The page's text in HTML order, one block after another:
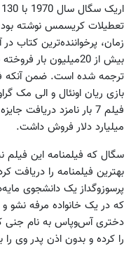
تعطیلات کریسمس نوشته
زمان، پرخواننده‌ترین کتاب
ترجمه شده است. ضمن آنکه
بازی ریان اونئال و الی مک
فیلم 7 بار نامزد
میلیارد دلار فروش داشت.
سگال که فیلمنامه این
بهترین فیلمنامه را
پرسوزو‌گداز یک دانشجوی
که در یک خانواده مرفه نشو
دختری آس‌و‌پاس به نام جنی
را کرده و بدون اذن پدر وی